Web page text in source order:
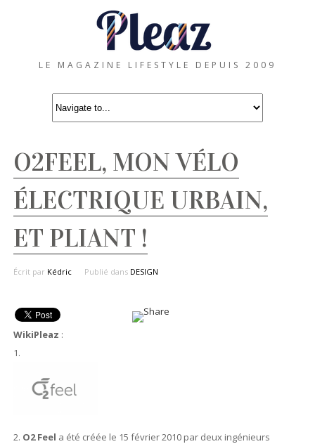
LE MAGAZINE LIFESTYLE DEPUIS 2009
O2FEEL, MON VÉLO
ÉLECTRIQUE URBAIN,
ET PLIANT !
Écrit par Kédric Publié dans DESIGN
WikiPleaz :
1.
2. O2 Feel a été créée le 15 février 2010 par deux ingénieurs